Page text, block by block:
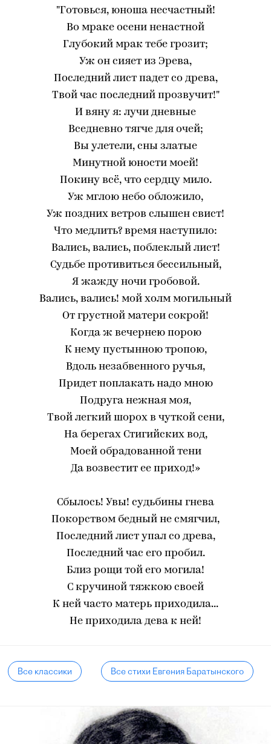
"Готовься, юноша несчастный!
Во мраке осени ненастной
Глубокий мрак тебе грозит;
Уж он сияет из Эрева,
Последний лист падет со древа,
Твой час последний прозвучит!"
И вяну я: лучи дневные
Вседневно тягче для очей;
Вы улетели, сны златые
Минутной юности моей!
Покину всё, что сердцу мило.
Уж мглою небо обложило,
Уж поздних ветров слышен свист!
Что медлить? время наступило:
Вались, вались, поблеклый лист!
Судьбе противиться бессильный,
Я жажду ночи гробовой.
Вались, вались! мой холм могильный
От грустной матери сокрой!
Когда ж вечернею порою
К нему пустынною тропою,
Вдоль незабвенного ручья,
Придет поплакать надо мною
Подруга нежная моя,
Твой легкий шорох в чуткой сени,
На берегах Стигийских вод,
Моей обрадованной тени
Да возвестит ее приход!»
Сбылось! Увы! судьбины гнева
Покорством бедный не смягчил,
Последний лист упал со древа,
Последний час его пробил.
Близ рощи той его могила!
С кручиной тяжкою своей
К ней часто матерь приходила...
Не приходила дева к ней!
Все классики Все стихи Евгения Баратынского